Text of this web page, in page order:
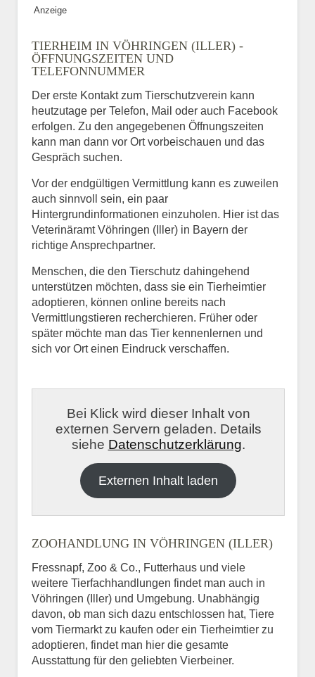
Anzeige
TIERHEIM IN VÖHRINGEN (ILLER) -
ÖFFNUNGSZEITEN UND
TELEFONNUMMER
Der erste Kontakt zum Tierschutzverein kann
heutzutage per Telefon, Mail oder auch Facebook
erfolgen. Zu den angegebenen Öffnungszeiten
kann man dann vor Ort vorbeischauen und das
Gespräch suchen.
Vor der endgültigen Vermittlung kann es zuweilen
auch sinnvoll sein, ein paar
Hintergrundinformationen einzuholen. Hier ist das
Veterinäramt Vöhringen (Iller) in Bayern der
richtige Ansprechpartner.
Menschen, die den Tierschutz dahingehend
unterstützen möchten, dass sie ein Tierheimtier
adoptieren, können online bereits nach
Vermittlungstieren recherchieren. Früher oder
später möchte man das Tier kennenlernen und
sich vor Ort einen Eindruck verschaffen.
Bei Klick wird dieser Inhalt von
externen Servern geladen. Details
siehe Datenschutzerklärung.
Externen Inhalt laden
ZOOHANDLUNG IN VÖHRINGEN (ILLER)
Fressnapf, Zoo & Co., Futterhaus und viele
weitere Tierfachhandlungen findet man auch in
Vöhringen (Iller) und Umgebung. Unabhängig
davon, ob man sich dazu entschlossen hat, Tiere
vom Tiermarkt zu kaufen oder ein Tierheimtier zu
adoptieren, findet man hier die gesamte
Ausstattung für den geliebten Vierbeiner.